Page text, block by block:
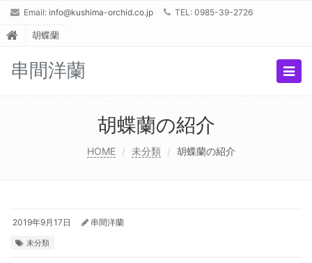
Email: info@kushima-orchid.co.jp TEL: 0985-39-2726
胡蝶蘭
串間洋蘭
胡蝶蘭の紹介
HOME 未分類 胡蝶蘭の紹介
2019年9月17日 串間洋蘭
未分類